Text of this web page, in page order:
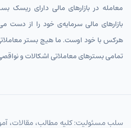
معامله در بازارهای مالی دارای ریسک
بازارهای مالی سرمایه‌ی خود را از
هرکس با خود اوست. ما هیچ بستر
تمامی بسترهای معاملاتی اشکالات و
سلب مسئولیت: کلیه مطالب، مقالات،